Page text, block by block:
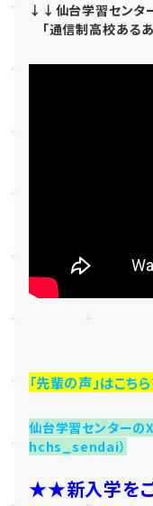
↓↓仙台学習センタ
「通信制高校ある
「先輩の声」はこち
仙台学習センターのX
hchs_sendai）
★★新入学を